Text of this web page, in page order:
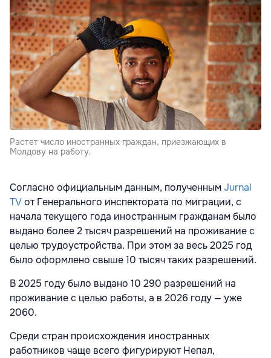
Растет число иностранных граждан, приезжающих в
Молдову на работу.
Согласно официальным данным, полученнымJurnal
TVот Генерального инспектората по миграции, с
начала текущего года иностранным гражданам было
выдано более 2 тысяч разрешений на проживание с
целью трудоустройства. При этом за весь 2025 год
было оформлено свыше 10 тысяч таких разрешений.
В 2025 году было выдано 10 290 разрешений на
проживание с целью работы, а в 2026 году — уже
2060.
Среди стран происхождения иностранных
работников чаще всего фигурируют Непал,